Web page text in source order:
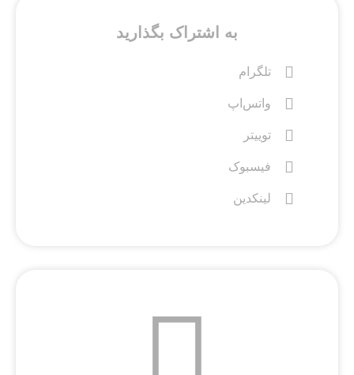
به اشتراک بگذارید
تلگرام
واتس‌اپ
توییتر
فیسبوک
لینکدین